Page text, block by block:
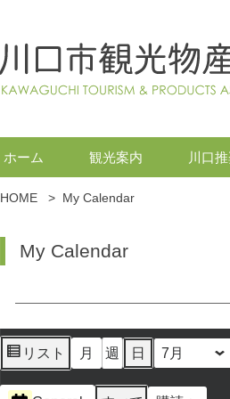
ホーム 観光案内 川口
HOME > My Calendar
My Calendar
リスト
示
月 週 日
月
日
年
イ